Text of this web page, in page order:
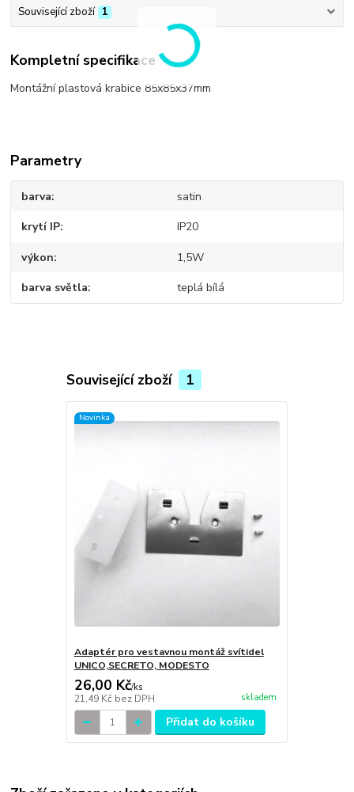
Související zboží 1
Kompletní specifikace
Montážní plastová krabice 85x85x37mm
Parametry
barva satin
krytí IP IP20
výkon 1,5W
barva světla teplá bílá
Související zboží 1
Novinka
Adaptér pro vestavnou montáž svítidel
UNICO,SECRETO, MODESTO
26,00 Kč/ks
21,49 Kč bez DPH skladem
Přidat do košíku